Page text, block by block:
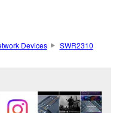
Devices SWR2310